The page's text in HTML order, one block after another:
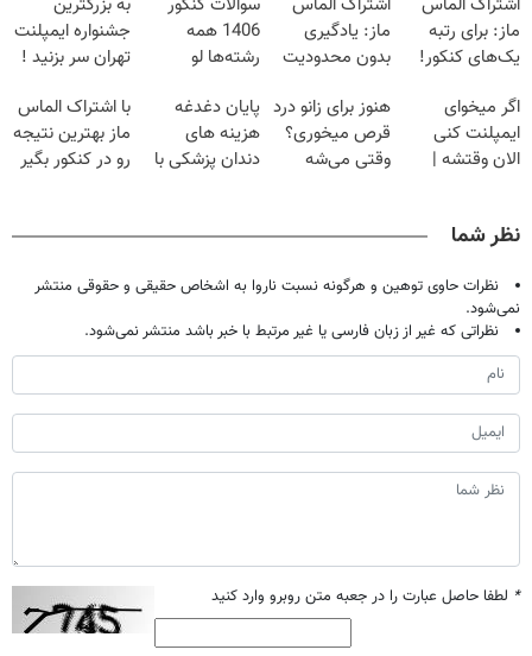
اشتراک الماس
ماز: برای رتبه
یک‌های کنکور!
اشتراک الماس
ماز: یادگیری
بدون محدودیت
سوالات کنکور
1406 همه
رشته‌ها لو
به بزرگترین
جشنواره ایمپلنت
تهران سر بزنید !
میلیون !
اگر میخوای
ایمپلنت کنی
الان وقتشه |
هنوز برای زانو درد
قرص میخوری؟
وقتی می‌شه
پایان دغدغه
هزینه های
دندان پزشکی با
با اشتراک الماس
ماز بهترین نتیجه
رو در کنکور بگیر
نظر شما
نظرات حاوی توهین و هرگونه نسبت ناروا به اشخاص حقیقی و حقوقی منتشر
نمی‌شود.
نظراتی که غیر از زبان فارسی یا غیر مرتبط با خبر باشد منتشر نمی‌شود.
* لطفا حاصل عبارت را در جعبه متن روبرو وارد کنید